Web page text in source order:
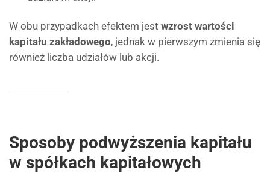
W obu przypadkach efektem jest wzrost wartości
kapitału zakładowego, jednak w pierwszym zmienia się
również liczba udziałów lub akcji.
Sposoby podwyższenia kapitału
w spółkach kapitałowych